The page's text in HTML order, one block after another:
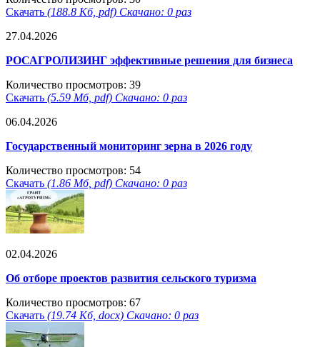
Скачать (188.8 Кб, pdf) Скачано: 0 раз
27.04.2026
РОСАГРОЛИЗИНГ эффективные решения для бизнеса
Количество просмотров: 39
Скачать (5.59 Мб, pdf) Скачано: 0 раз
06.04.2026
Государственный мониторинг зерна в 2026 году
Количество просмотров: 54
Скачать (1.86 Мб, pdf) Скачано: 0 раз
02.04.2026
Об отборе проектов развития сельского туризма
Количество просмотров: 67
Скачать (19.74 Кб, docx) Скачано: 0 раз